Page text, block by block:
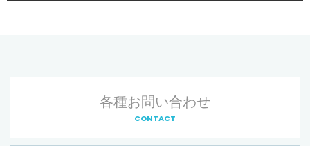
各種お問い合わせ
CONTACT